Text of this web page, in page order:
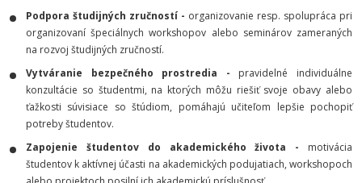
Podpora študijných zručností - organizovanie resp. spolupráca pri
organizovaní špeciálnych workshopov alebo seminárov zameraných
na rozvoj študijných zručností.
Vytváranie bezpečného prostredia - pravidelné individuálne
konzultácie so študentmi, na ktorých môžu riešiť svoje obavy alebo
ťažkosti súvisiace so štúdiom, pomáhajú učiteľom lepšie pochopiť
potreby študentov.
Zapojenie študentov do akademického života - motivácia
študentov k aktívnej účasti na akademických podujatiach, workshopoch